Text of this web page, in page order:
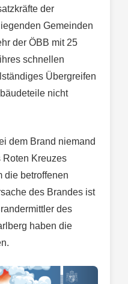
der
Gemeinden
der ÖBB mit 25
schnellen
Übergreifen
nicht
dem Brand niemand
Roten Kreuzes
die betroffenen
des Brandes ist
des
haben die